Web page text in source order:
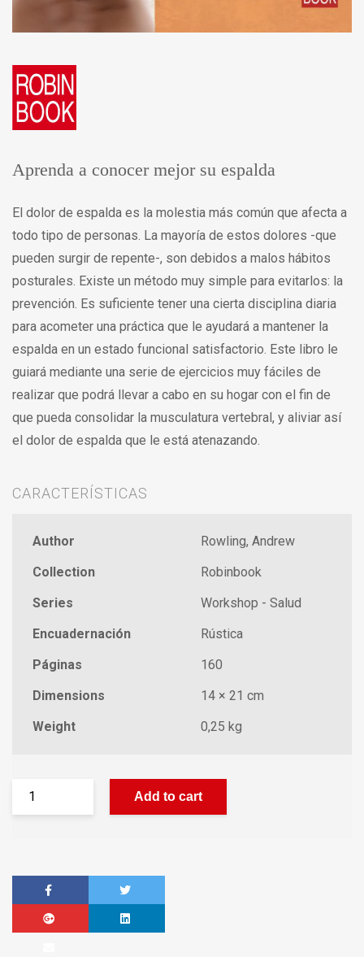
Aprenda a conocer mejor su espalda
El dolor de espalda es la molestia más común que afecta a
todo tipo de personas. La mayoría de estos dolores -que
pueden surgir de repente-, son debidos a malos hábitos
posturales. Existe un método muy simple para evitarlos: la
prevención. Es suficiente tener una cierta disciplina diaria
para acometer una práctica que le ayudará a mantener la
espalda en un estado funcional satisfactorio. Este libro le
guiará mediante una serie de ejercicios muy fáciles de
realizar que podrá llevar a cabo en su hogar con el fin de
que pueda consolidar la musculatura vertebral, y aliviar así
el dolor de espalda que le está atenazando.
CARACTERÍSTICAS
Author
Rowling, Andrew
Collection
Robinbook
Series
Workshop - Salud
Encuadernación
Rústica
Páginas
160
Dimensions
14 × 21 cm
Weight
0,25 kg
Add to cart